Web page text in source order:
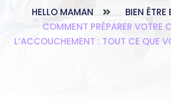
HELLO MAMAN
BIEN ÊTRE
COMMENT PRÉPARER VOTRE
L’ACCOUCHEMENT : TOUT CE QUE